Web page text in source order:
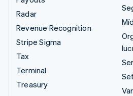
Radar
Revenue Recognition
Stripe Sigma
Tax
Terminal
Treasury